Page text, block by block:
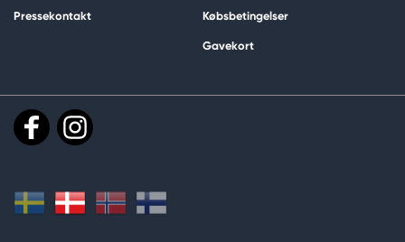
Pressekontakt Købsbetingelser
Gavekort